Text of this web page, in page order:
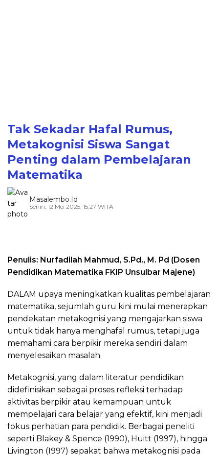
Tak Sekadar Hafal Rumus,
Metakognisi Siswa Sangat
Penting dalam Pembelajaran
Matematika
Masalembo.id
Senin, 12 Mei 2025, 15:27 WITA
Penulis: Nurfadilah Mahmud, S.Pd., M. Pd (Dosen
Pendidikan Matematika FKIP Unsulbar Majene)
DALAM upaya meningkatkan kualitas pembelajaran
matematika, sejumlah guru kini mulai menerapkan
pendekatan metakognisi yang mengajarkan siswa
untuk tidak hanya menghafal rumus, tetapi juga
memahami cara berpikir mereka sendiri dalam
menyelesaikan masalah.
Metakognisi, yang dalam literatur pendidikan
didefinisikan sebagai proses refleksi terhadap
aktivitas berpikir atau kemampuan untuk
mempelajari cara belajar yang efektif, kini menjadi
fokus perhatian para pendidik. Berbagai peneliti
seperti Blakey & Spence (1990), Huitt (1997), hingga
Livington (1997) sepakat bahwa metakognisi pada